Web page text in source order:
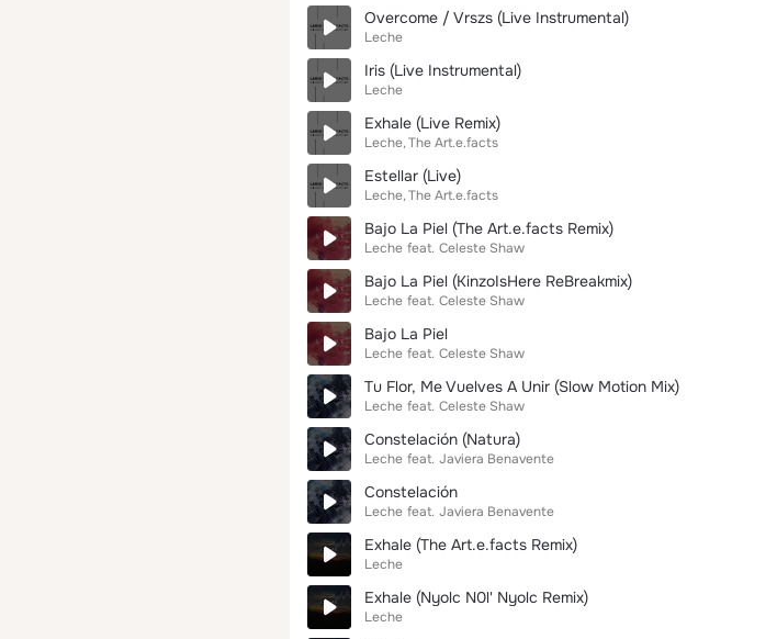
Overcome / Vrszs (Live Instrumental)
Leche
Iris (Live Instrumental)
Leche
Exhale (Live Remix)
Leche The Art.e.facts
Estellar (Live)
Leche The Art.e.facts
Bajo La Piel (The Art.e.facts Remix)
Leche feat. Celeste Shaw
Bajo La Piel (KinzoIsHere ReBreakmix)
Leche feat. Celeste Shaw
Bajo La Piel
Leche feat. Celeste Shaw
Tu Flor, Me Vuelves A Unir (Slow Motion Mix)
Leche feat. Celeste Shaw
Constelación (Natura)
Leche feat. Javiera Benavente
Constelación
Leche feat. Javiera Benavente
Exhale (The Art.e.facts Remix)
Leche
Exhale (Nyolc N0l' Nyolc Remix)
Leche